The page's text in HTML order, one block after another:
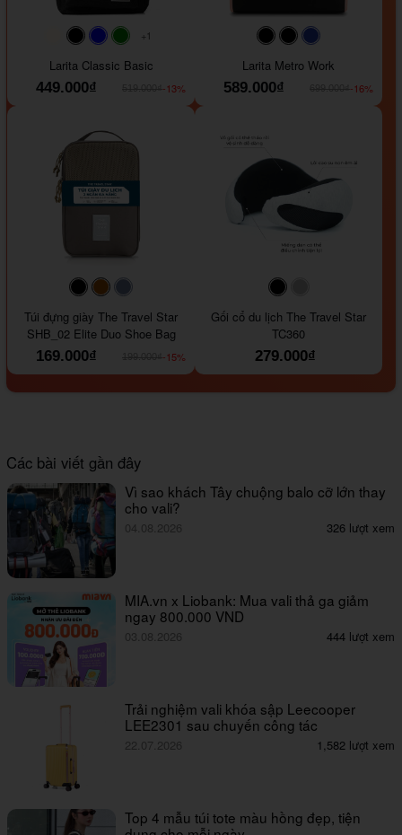
#faf0e6
#000000#0000FF#008000
+1
Larita Classic Basic
449.000₫
-13%
#000000#000000
Larita Metro Work
589.000₫
-16%
#000000#964B00
Túi đựng giày The Travel Star
SHB_02 Elite Duo Shoe Bag
169.000₫
-15%
#000000
Gối cổ du lịch The Travel Star
TC360
279.000₫
Các bài viết gần đây
Vì sao khách Tây chuộng balo cỡ lớn thay
cho vali?
04.08.2026 326 lượt xem
MIA.vn x Liobank: Mua vali thả ga giảm
ngay 800.000 VND
03.08.2026 444 lượt xem
Trải nghiệm vali khóa sập Leecooper
LEE2301 sau chuyến công tác
22.07.2026 1,582 lượt xem
Top 4 mẫu túi tote màu hồng đẹp, tiện